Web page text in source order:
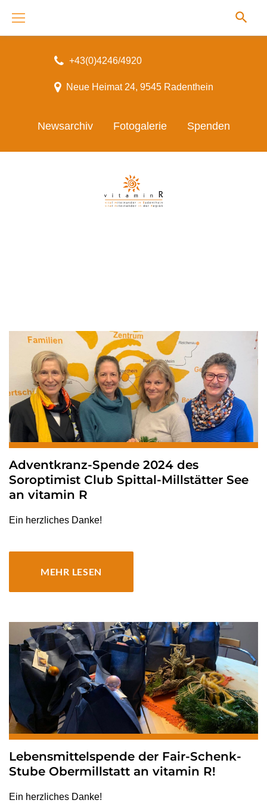
content
+43(0)4246/4920
Neue Heimat 24, 9545 Radenthein
Newsarchiv Fotogalerie Spenden
Kategorien:
Allgemein,
News
Adventkranz-Spende 2024 des
Soroptimist Club Spittal-Millstätter See
an vitamin R
Ein herzliches Danke!
MEHR LESEN
Lebensmittelspende der Fair-Schenk-
Stube Obermillstatt an vitamin R!
Ein herzliches Danke!